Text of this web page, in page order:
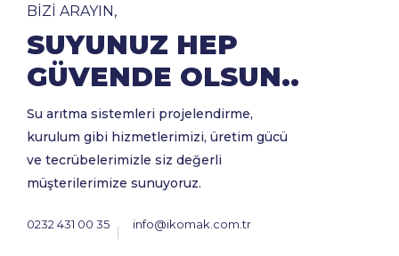
BİZİ ARAYIN,
SUYUNUZ HEP
GÜVENDE OLSUN..
Su arıtma sistemleri projelendirme,
kurulum gibi hizmetlerimizi, üretim gücü
ve tecrübelerimizle siz değerli
müşterilerimize sunuyoruz.
0232 431 00 35 info@ikomak.com.tr